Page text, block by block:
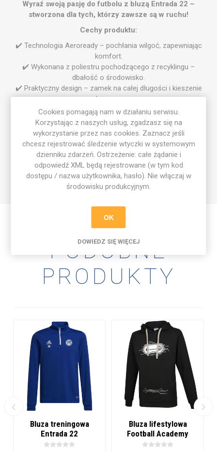
Wyraź swoją pasję do futbolu z bluzą Entrada 22 –
stworzona dla tych, którzy zawsze są w ruchu!
Cechy produktu:
✔️ Technologia Aeroready – pochłania wilgoć, zapewniając
komfort.
✔️ Wykonana z poliestru pochodzącego z recyklingu –
dbałość o środowisko.
✔️ Praktyczny design – zamek na całej długości i kieszenie
boczne.
Specyfikacja produktu:
Materiał: 100% poliester z recyklingu.
Technologia Aeroready.
Kolor: niebieski.
* Uwaga: czas realizacji zamówień na odzież wymagającą
personalizacji wynosi ok. 10–12 dni.
PODOBNE
PRODUKTY
Bluza treningowa
Entrada 22
Bluza lifestylowa
Football Academy
Cookies pomagają nam w działaniu serwisu.
Korzystając z naszych usług, zgadzasz się na
wykorzystanie przez nas cookies. Zaznacz jeśli
chcesz rejestrować śledzenie wtyczki w systemowym
dzienniku zdarzeń. Ostrzeżenie: całe żądanie i
odpowiedź XML będą rejestrowane (w tym kod
dostępu / nazwa użytkownika, hasło). Nie włączaj w
środowisku produkcyjnym.
OK
DOWIEDZ SIĘ WIĘCEJ